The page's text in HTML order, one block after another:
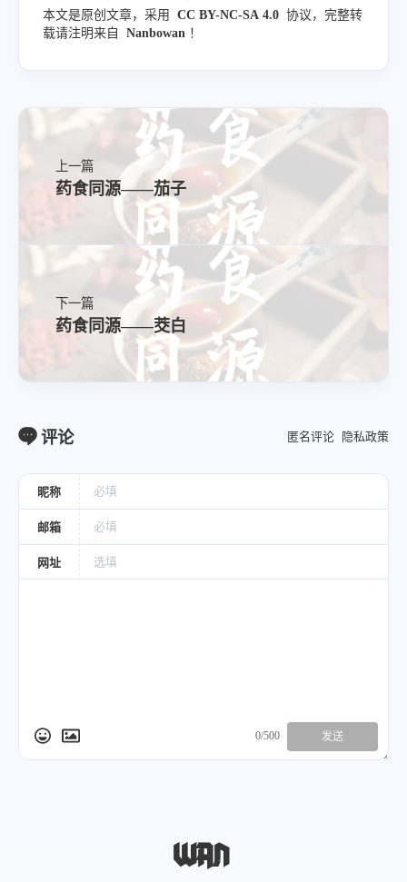
应用
胃痛、胁肋疼痛、情绪低落 头晕眼花
茉莉花粥（《中华食物疗法大全》）
茉莉花清汤（《四季补品精选》）
茉莉花糖水（《饮食疗法》）
人群宜忌
宜用体质
气郁体质尤宜
宜用病症
本文是原创文章，采用
CC BY-NC-SA 4.0 协议，完整转
载请注明来自
Nanbowan ！
上一篇
药食同源——茄子
下一篇
药食同源——茭白
评论 匿名评论 隐私政策
昵称
邮箱
网址
0/500 发送